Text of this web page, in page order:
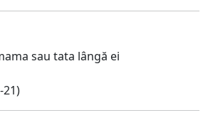
sau tata lângă ei
21)